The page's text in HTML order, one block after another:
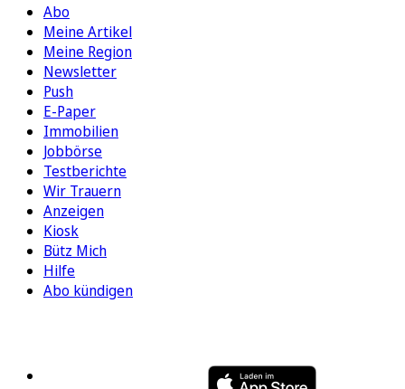
Abo
Meine Artikel
Meine Region
Newsletter
Push
E-Paper
Immobilien
Jobbörse
Testberichte
Wir Trauern
Anzeigen
Kiosk
Bütz Mich
Hilfe
Abo kündigen